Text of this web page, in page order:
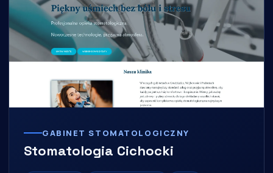
GABINET STOMATOLOGICZNY
Stomatologia Cichocki